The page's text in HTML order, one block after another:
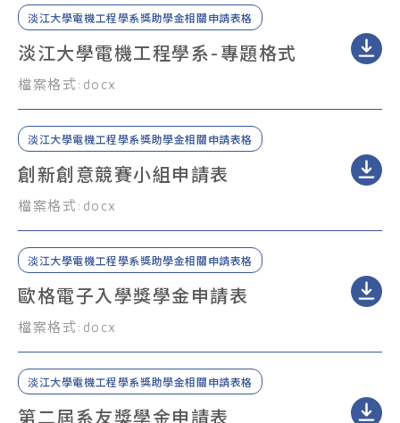
淡江大學電機工程學系獎助學金相關申請表格
淡江大學電機工程學系-專題格式
檔案格式: docx
淡江大學電機工程學系獎助學金相關申請表格
創新創意競賽小組申請表
檔案格式: docx
淡江大學電機工程學系獎助學金相關申請表格
歐格電子入學獎學金申請表
檔案格式: docx
淡江大學電機工程學系獎助學金相關申請表格
第二屆系友獎學金申請表